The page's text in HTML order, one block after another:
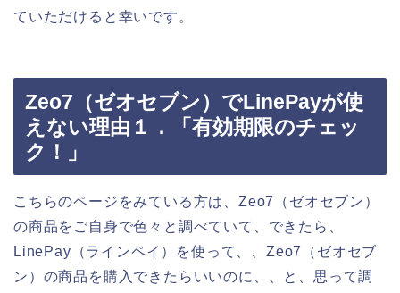
ていただけると幸いです。
Zeo7（ゼオセブン）でLinePayが使
えない理由１．「有効期限のチェッ
ク！」
こちらのページをみている方は、Zeo7（ゼオセブン）
の商品をご自身で色々と調べていて、できたら、
LinePay（ラインペイ）を使って、、Zeo7（ゼオセブ
ン）の商品を購入できたらいいのに、、と、思って調